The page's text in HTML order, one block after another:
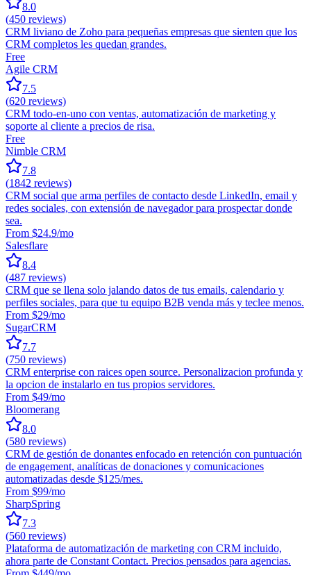
8.0
(450 reviews)
CRM liviano de Zoho para pequeñas empresas que sienten que los
CRM completos les quedan grandes.
Free
Agile CRM
7.5
(620 reviews)
CRM todo-en-uno con ventas, automatización de marketing y
soporte al cliente a precios de risa.
Free
Nimble CRM
7.8
(1842 reviews)
CRM social que arma perfiles de contacto desde LinkedIn, email y
redes sociales, con extensión de navegador para prospectar donde
sea.
From $24.9/mo
Salesflare
8.4
(487 reviews)
CRM que se llena solo jalando datos de tus emails, calendario y
perfiles sociales, para que tu equipo B2B venda más y teclee menos.
From $29/mo
SugarCRM
7.7
(750 reviews)
CRM enterprise con raices open source. Personalizacion profunda y
la opcion de instalarlo en tus propios servidores.
From $49/mo
Bloomerang
8.0
(580 reviews)
CRM de gestión de donantes enfocado en retención con puntuación
de engagement, analíticas de donaciones y comunicaciones
automatizadas desde $125/mes.
From $99/mo
SharpSpring
7.3
(560 reviews)
Plataforma de automatización de marketing con CRM incluido,
ahora parte de Constant Contact. Precios pensados para agencias.